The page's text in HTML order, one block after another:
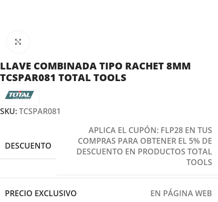
LLAVE COMBINADA TIPO RACHET 8MM
TCSPAR081 TOTAL TOOLS
SKU:TCSPAR081
DESCUENTO
APLICA EL CUPÓN: FLP28 EN TUS
COMPRAS PARA OBTENER EL 5% DE
DESCUENTO EN PRODUCTOS TOTAL
TOOLS
PRECIO EXCLUSIVO EN PÁGINA WEB